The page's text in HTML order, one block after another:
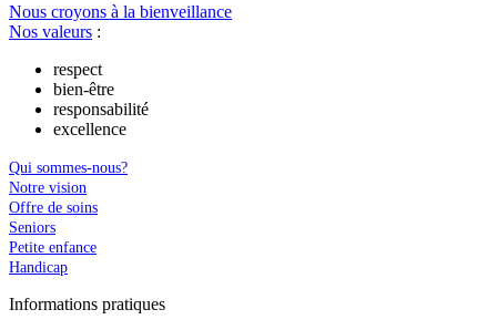
Nous croyons à la bienveillance
Nos valeurs :
respect
bien-être
responsabilité
excellence
Qui sommes-nous?
Notre vision
Offre de soins
Seniors
Petite enfance
Handicap
Informations pratiques